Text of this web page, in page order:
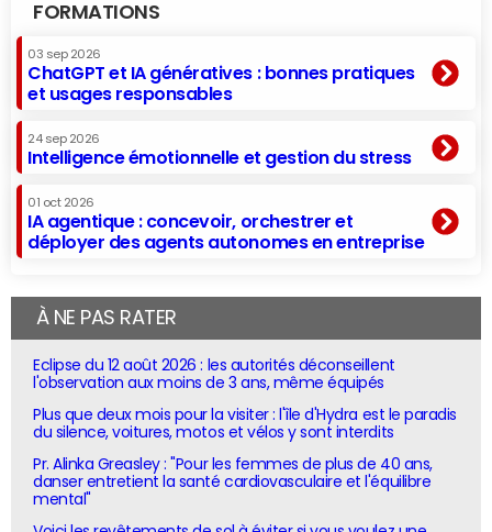
FORMATIONS
03 sep 2026
ChatGPT et IA génératives : bonnes pratiques
et usages responsables
24 sep 2026
Intelligence émotionnelle et gestion du stress
01 oct 2026
IA agentique : concevoir, orchestrer et
déployer des agents autonomes en entreprise
À NE PAS RATER
Eclipse du 12 août 2026 : les autorités déconseillent
l'observation aux moins de 3 ans, même équipés
Plus que deux mois pour la visiter : l'île d'Hydra est le paradis
du silence, voitures, motos et vélos y sont interdits
Pr. Alinka Greasley : "Pour les femmes de plus de 40 ans,
danser entretient la santé cardiovasculaire et l'équilibre
mental"